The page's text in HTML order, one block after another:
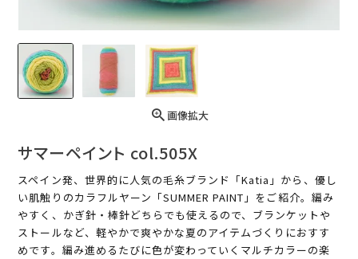
画像拡大
サマーペイント col.505X
スペイン発、世界的に人気の毛糸ブランド「Katia」から、優し
い肌触りのカラフルヤーン「SUMMER PAINT」をご紹介。編み
やすく、かぎ針・棒針どちらでも使えるので、ブランケットや
ストールなど、軽やかで爽やかな夏のアイテムづくりにおすす
めです。編み進めるたびに色が変わっていくマルチカラーの楽